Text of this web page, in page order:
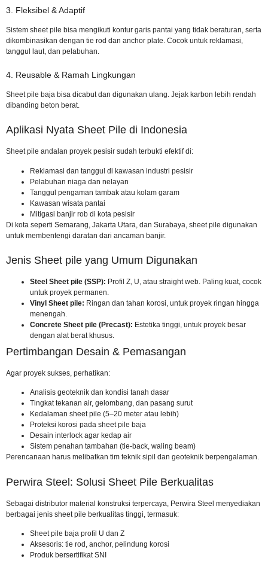
3. Fleksibel & Adaptif
Sistem sheet pile bisa mengikuti kontur garis pantai yang tidak beraturan, serta
dikombinasikan dengan tie rod dan anchor plate. Cocok untuk reklamasi,
tanggul laut, dan pelabuhan.
4. Reusable & Ramah Lingkungan
Sheet pile baja bisa dicabut dan digunakan ulang. Jejak karbon lebih rendah
dibanding beton berat.
Aplikasi Nyata Sheet Pile di Indonesia
Sheet pile andalan proyek pesisir sudah terbukti efektif di:
Reklamasi dan tanggul di kawasan industri pesisir
Pelabuhan niaga dan nelayan
Tanggul pengaman tambak atau kolam garam
Kawasan wisata pantai
Mitigasi banjir rob di kota pesisir
Di kota seperti Semarang, Jakarta Utara, dan Surabaya, sheet pile digunakan
untuk membentengi daratan dari ancaman banjir.
Jenis Sheet pile yang Umum Digunakan
Steel Sheet pile (SSP): Profil Z, U, atau straight web. Paling kuat, cocok
untuk proyek permanen.
Vinyl Sheet pile: Ringan dan tahan korosi, untuk proyek ringan hingga
menengah.
Concrete Sheet pile (Precast): Estetika tinggi, untuk proyek besar
dengan alat berat khusus.
Pertimbangan Desain & Pemasangan
Agar proyek sukses, perhatikan:
Analisis geoteknik dan kondisi tanah dasar
Tingkat tekanan air, gelombang, dan pasang surut
Kedalaman sheet pile (5–20 meter atau lebih)
Proteksi korosi pada sheet pile baja
Desain interlock agar kedap air
Sistem penahan tambahan (tie-back, waling beam)
Perencanaan harus melibatkan tim teknik sipil dan geoteknik berpengalaman.
Perwira Steel: Solusi Sheet Pile Berkualitas
Sebagai distributor material konstruksi terpercaya, Perwira Steel menyediakan
berbagai jenis sheet pile berkualitas tinggi, termasuk:
Sheet pile baja profil U dan Z
Aksesoris: tie rod, anchor, pelindung korosi
Produk bersertifikat SNI